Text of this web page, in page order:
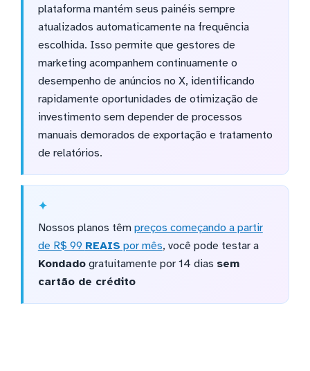
plataforma mantém seus painéis sempre
atualizados automaticamente na frequência
escolhida. Isso permite que gestores de
marketing acompanhem continuamente o
desempenho de anúncios no X, identificando
rapidamente oportunidades de otimização de
investimento sem depender de processos
manuais demorados de exportação e tratamento
de relatórios.
Nossos planos têm preços começando a partir
de R$ 99 REAIS por mês, você pode testar a
Kondadogratuitamente por 14 dias sem
cartão de crédito